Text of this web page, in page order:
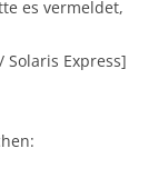
es vermeldet,
Express]